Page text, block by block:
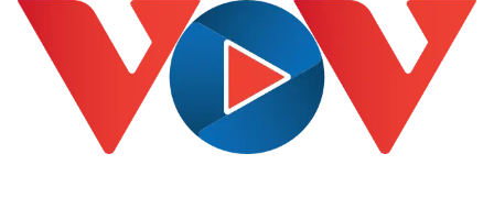
Chứng khoán
Giá cà phê